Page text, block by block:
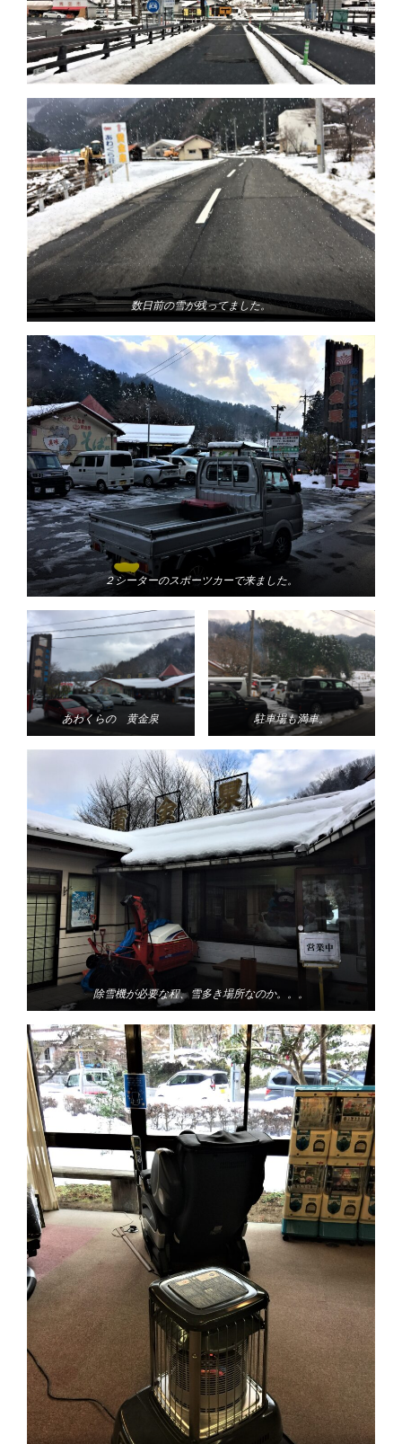
数日前の雪が残ってました。
２シーターのスポーツカーで来ました。
あわくらの 黄金泉 駐車場も満車。
除雪機が必要な程、雪多き場所なのか。。。